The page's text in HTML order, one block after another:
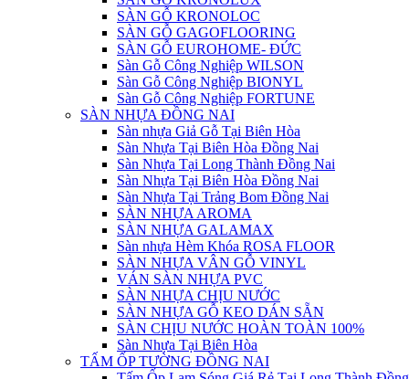
SÀN GỖ KRONOLOC
SÀN GỖ GAGOFLOORING
SÀN GỖ EUROHOME- ĐỨC
Sàn Gỗ Công Nghiệp WILSON
Sàn Gỗ Công Nghiệp BIONYL
Sàn Gỗ Công Nghiệp FORTUNE
SÀN NHỰA ĐỒNG NAI
Sàn nhựa Giả Gỗ Tại Biên Hòa
Sàn Nhựa Tại Biên Hòa Đồng Nai
Sàn Nhựa Tại Long Thành Đồng Nai
Sàn Nhựa Tại Biên Hòa Đồng Nai
Sàn Nhựa Tại Trảng Bom Đồng Nai
SÀN NHỰA AROMA
SÀN NHỰA GALAMAX
Sàn nhựa Hèm Khóa ROSA FLOOR
SÀN NHỰA VÂN GỖ VINYL
VÁN SÀN NHỰA PVC
SÀN NHỰA CHỊU NƯỚC
SÀN NHỰA GỖ KEO DÁN SẴN
SÀN CHỊU NƯỚC HOÀN TOÀN 100%
Sàn Nhựa Tại Biên Hòa
TẤM ỐP TƯỜNG ĐỒNG NAI